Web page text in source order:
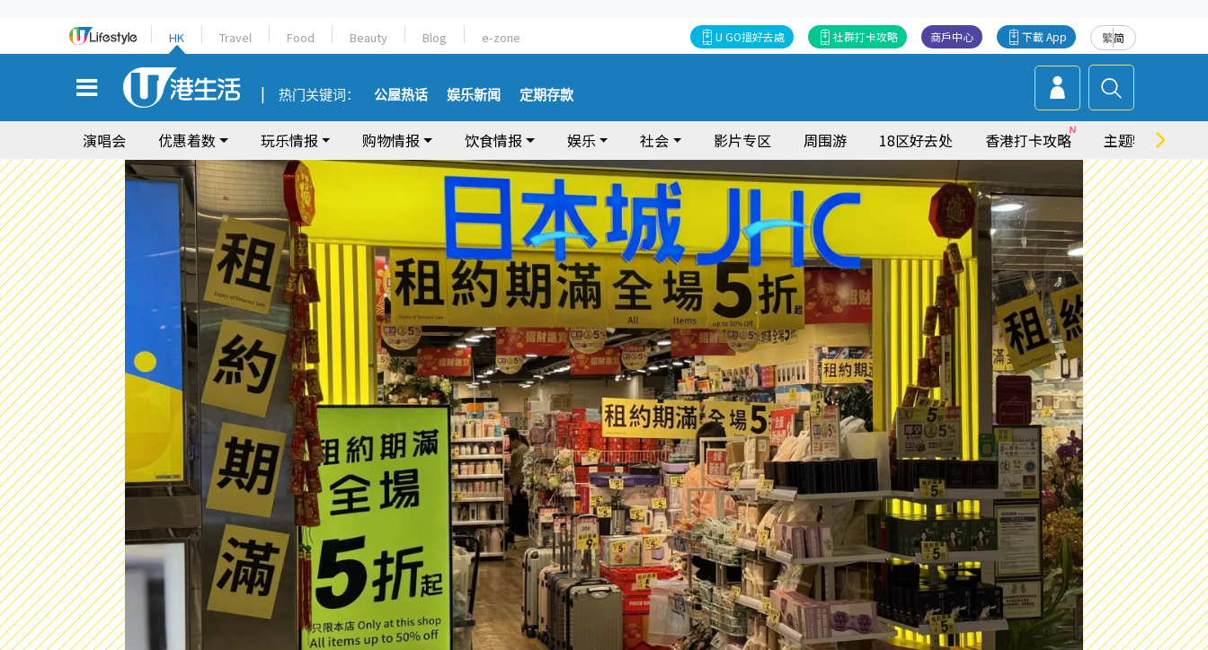
HK Travel Food Beauty Blog e-zone 繁简
下載 App
商戶中心
社群打卡攻略
U GO搵好去處
热门关键词： 公屋热话 娱乐新闻 定期存款
演唱会 优惠着数 玩乐情报 购物情报 饮食情报 娱乐 社会 影片专区 周围游 18区好去处 香港打卡攻略 主题特集